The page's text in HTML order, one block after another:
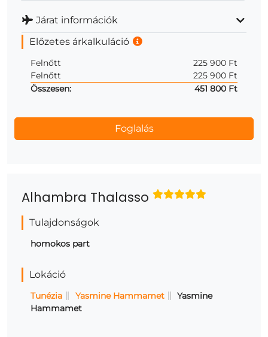
Alhambra Thalasso
Tulajdonságok
homokos part
Lokáció
Tunézia Yasmine Hammamet
Hammamet
Járat információk
Előzetes árkalkuláció
Felnőtt
225 900 Ft
Felnőtt
225 900 Ft
Összesen:
451 800 Ft